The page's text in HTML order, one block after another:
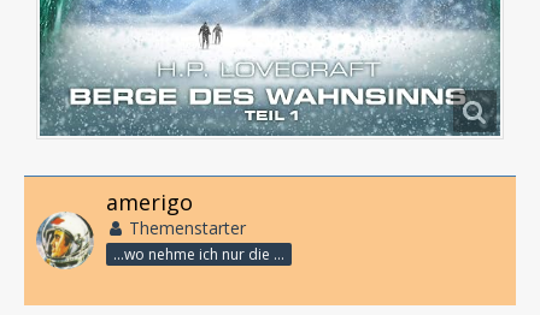
amerigo
Themenstarter
...wo nehme ich nur die Zeit her, so vieles nicht zu hören?